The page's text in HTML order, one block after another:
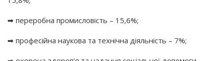
➡ переробна промисловість – 15,6%;
➡ професійна наукова та технічна діяльність – 7%;